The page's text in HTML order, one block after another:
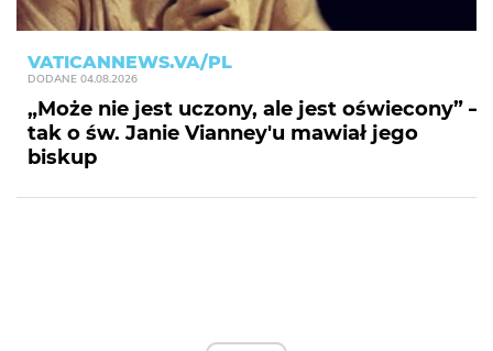
VATICANNEWS.VA/PL
DODANE 04.08.2026
„Może nie jest uczony, ale jest oświecony” –
tak o św. Janie Vianney'u mawiał jego
biskup